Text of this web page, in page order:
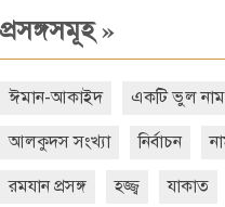
প্রসঙ্গসমূহ»
ঈমান-আকাইদ একটি ভুল নাম
আলকুদস সংখ্যা নির্বাচন
রমযান প্রসঙ্গ হজ্জ্ব যাকাত